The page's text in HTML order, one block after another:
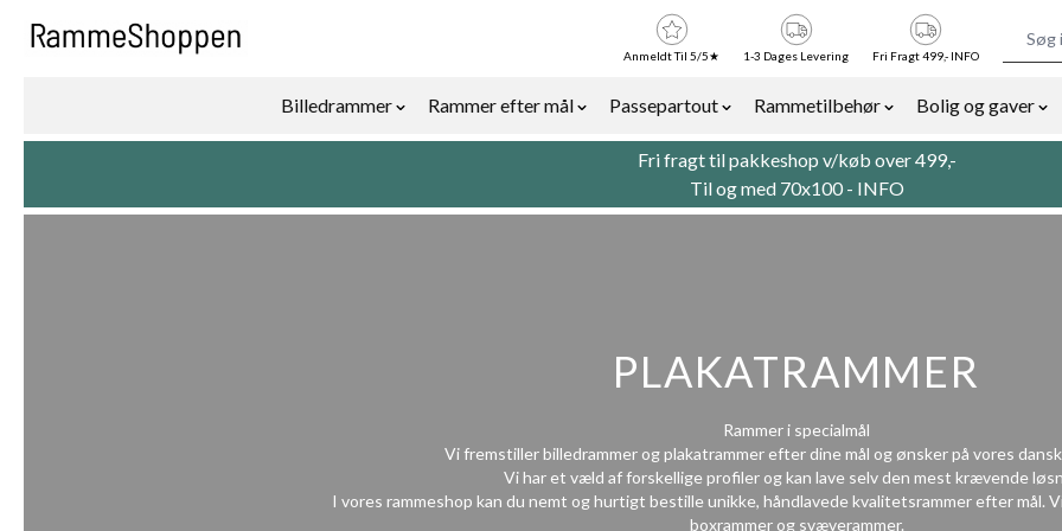
Billedrammer
Rammer efter mål
Passepartout
Rammetilbehør
Bolig og gaver
Anmeldt Til 5/5★ 1-3 Dages Levering Fri Fragt 499,- INFO
Fri fragt til pakkeshop v/køb over 499,-
Til og med 70x100 - INFO
PLAKATRAMMER
Rammer i specialmål
Vi fremstiller billedrammer og plakatrammer efter dine mål og ønsker på vores
Vi har et væld af forskellige profiler og kan lave selv den mest krævende
I vores rammeshop kan du nemt og hurtigt bestille unikke, håndlavede kvalitetsrammer efter mål.
boxrammerog svæverammer.